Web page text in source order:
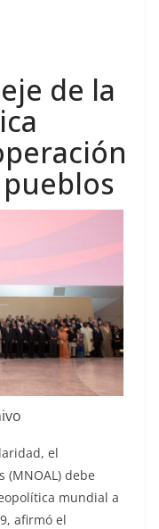
de la
el
(MNOAL) debe
mundial a
afirmó el